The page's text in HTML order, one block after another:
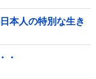
本人の特別な生き
・